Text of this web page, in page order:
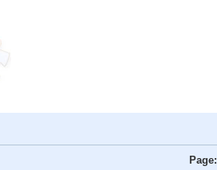
Page: